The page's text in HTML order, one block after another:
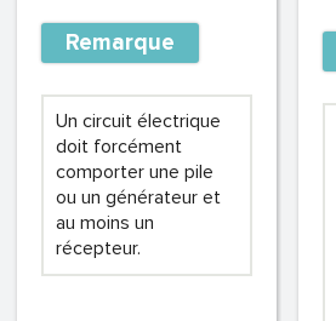
Remarque
Un circuit électrique
doit forcément
comporter une pile
ou un générateur et
au moins un
récepteur.